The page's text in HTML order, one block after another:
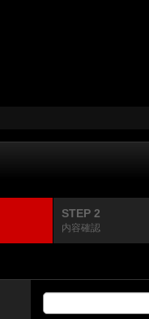
STEP 2
内容確認